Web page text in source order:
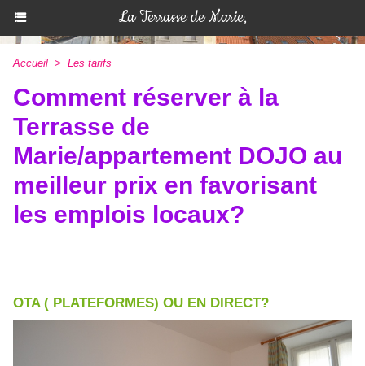
La Terrasse de Marie,
Accueil > Les tarifs
Comment réserver à la
Terrasse de
Marie/appartement DOJO au
meilleur prix en favorisant
les emplois locaux?
OTA ( PLATEFORMES) OU EN DIRECT?